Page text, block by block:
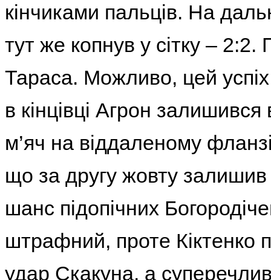
кінчиками пальців. На
тут же копнув у сітку ‒
Тараса. Можливо, цей
в кінцівці Агрон
м’яч на віддаленому
що за другу жовту залишив
шанс підопічних
штрафний, проте Кіктенко
удар Скакуна, а